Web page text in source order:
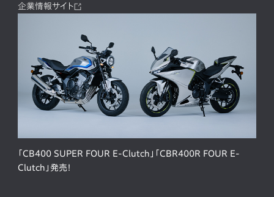
企業情報サイト
「CB400 SUPER FOUR E-Clutch」「CBR400R FOUR E-
Clutch」発売！